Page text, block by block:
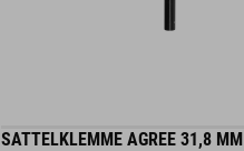
SATTELKLEMME AGREE 31,8 MM